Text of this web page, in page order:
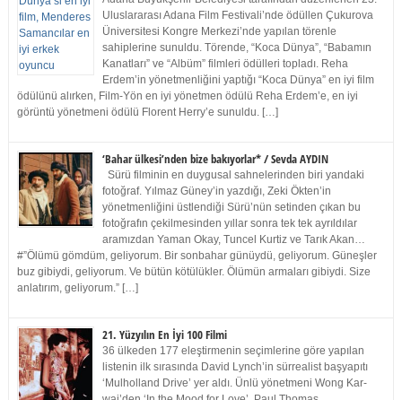
Uluslararası Adana Film Festivali’nde ödüllen Çukurova
Üniversitesi Kongre Merkezi’nde yapılan törenle
sahiplerine sunuldu. Törende, “Koca Dünya”, “Babamın
Kanatları” ve “Albüm” filmleri ödülleri topladı. Reha
Erdem’in yönetmenliğini yaptığı “Koca Dünya” en iyi film
ödülünü alırken, Film-Yön en iyi yönetmen ödülü Reha Erdem’e, en iyi
görüntü yönetmeni ödülü Florent Herry’e sunuldu. […]
‘Bahar ülkesi’nden bize bakıyorlar* / Sevda AYDIN
Sürü filminin en duygusal sahnelerinden biri yandaki
fotoğraf. Yılmaz Güney’in yazdığı, Zeki Ökten’in
yönetmenliğini üstlendiği Sürü’nün setinden çıkan bu
fotoğrafın çekilmesinden yıllar sonra tek tek ayrıldılar
aramızdan Yaman Okay, Tuncel Kurtiz ve Tarık Akan…
#”Ölümü gömdüm, geliyorum. Bir sonbahar günüydü, geliyorum. Güneşler
buz gibiydi, geliyorum. Ve bütün kötülükler. Ölümün armaları gibiydi. Size
anlatırım, geliyorum.” […]
21. Yüzyılın En İyi 100 Filmi
36 ülkeden 177 eleştirmenin seçimlerine göre yapılan
listenin ilk sırasında David Lynch’in sürrealist başyapıtı
‘Mulholland Drive’ yer aldı. Ünlü yönetmeni Wong Kar-